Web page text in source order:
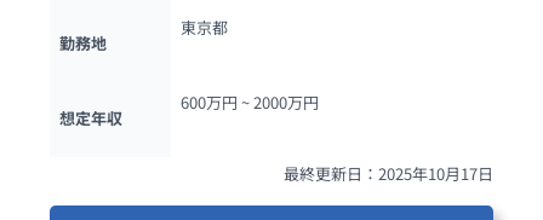
勤務地
東京都
想定年収
600万円 ~ 2000万円
最終更新日：2025年10月17日